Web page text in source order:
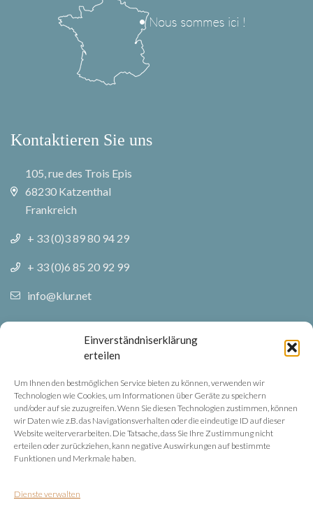
Einverständniserklärung
erteilen
Um Ihnen den bestmöglichen Service bieten zu können, verwenden wir
Technologien wie Cookies, um Informationen über Geräte zu speichern
und/oder auf sie zuzugreifen. Wenn Sie diesen Technologien zustimmen, können
wir Daten wie z.B. das Navigationsverhalten oder die eindeutige ID auf dieser
Website weiterverarbeiten. Die Tatsache, dass Sie Ihre Zustimmung nicht
erteilen oder zurückziehen, kann negative Auswirkungen auf bestimmte
Funktionen und Merkmale haben.
Dienste verwalten
Kontaktieren Sie uns
105, rue des Trois Epis
68230 Katzenthal
Frankreich
+ 33 (0)3 89 80 94 29
+ 33 (0)6 85 20 92 99
info@klur.net
Folgen Sie uns
Instagram
Rechtliche Hinweise
Rechtliche Hinweise